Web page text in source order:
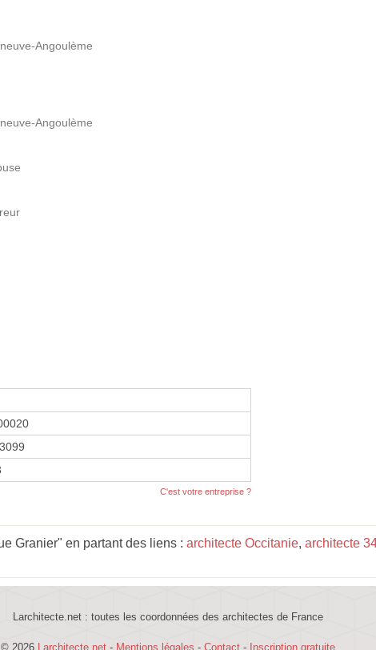
Angoulème
Angoulème
C'est votre entreprise ?
Granier" en partant des liens : architecte Occitanie, architecte
Larchitecte.net : toutes les coordonnées des architectes de France
© 2026 Larchitecte.net - Mentions légales - Contact - Inscription gratuite